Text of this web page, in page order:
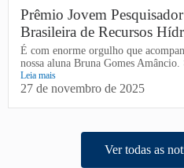
Prêmio Jovem
Brasileira de Recursos
É com enorme orgulho que
nossa aluna Bruna Gomes Amâncio.
Leia mais
27 de novembro de 2025
Ver todas as